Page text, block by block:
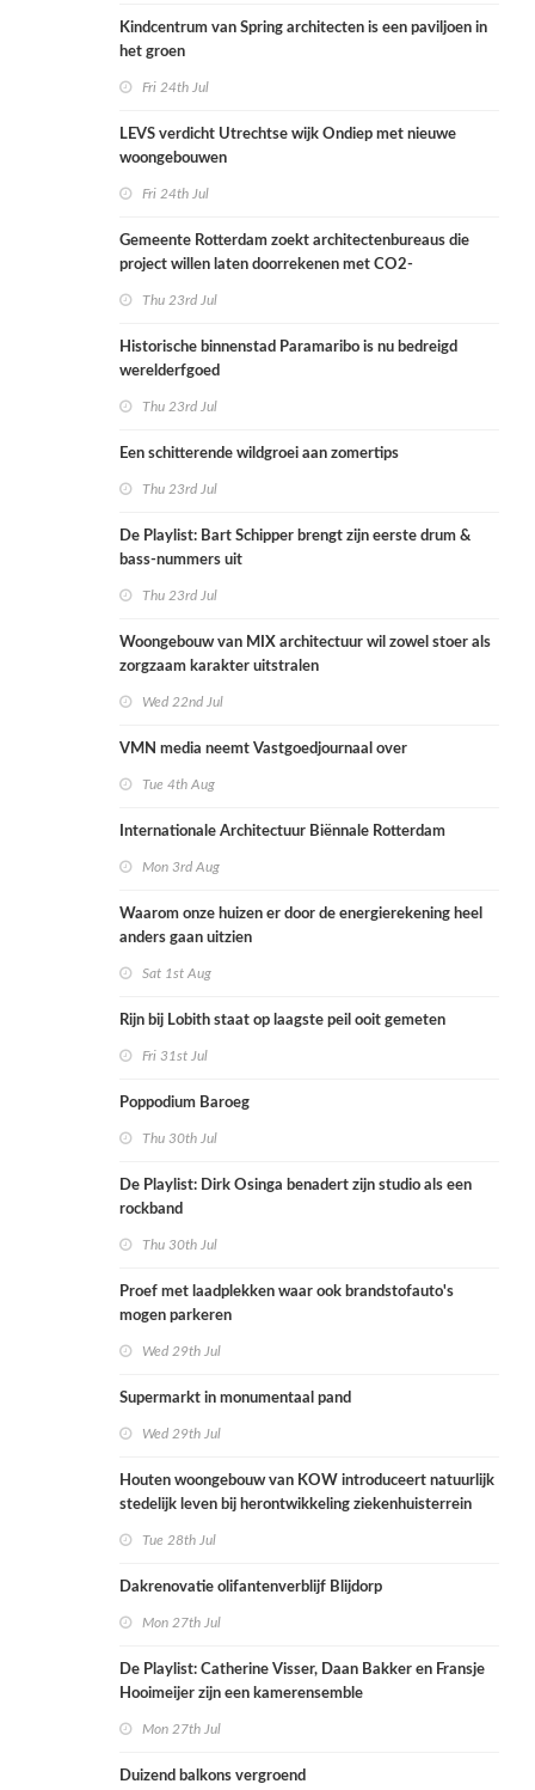
Kindcentrum van Spring architecten is een paviljoen in
het groen
Fri 24th Jul
LEVS verdicht Utrechtse wijk Ondiep met nieuwe
woongebouwen
Fri 24th Jul
Gemeente Rotterdam zoekt architectenbureaus die
project willen laten doorrekenen met CO2-
Thu 23rd Jul
Historische binnenstad Paramaribo is nu bedreigd
werelderfgoed
Thu 23rd Jul
Een schitterende wildgroei aan zomertips
Thu 23rd Jul
De Playlist: Bart Schipper brengt zijn eerste drum &
bass-nummers uit
Thu 23rd Jul
Woongebouw van MIX architectuur wil zowel stoer als
zorgzaam karakter uitstralen
Wed 22nd Jul
VMN media neemt Vastgoedjournaal over
Tue 4th Aug
Internationale Architectuur Biënnale Rotterdam
Mon 3rd Aug
Waarom onze huizen er door de energierekening heel
anders gaan uitzien
Sat 1st Aug
Rijn bij Lobith staat op laagste peil ooit gemeten
Fri 31st Jul
Poppodium Baroeg
Thu 30th Jul
De Playlist: Dirk Osinga benadert zijn studio als een
rockband
Thu 30th Jul
Proef met laadplekken waar ook brandstofauto's
mogen parkeren
Wed 29th Jul
Supermarkt in monumentaal pand
Wed 29th Jul
Houten woongebouw van KOW introduceert natuurlijk
stedelijk leven bij herontwikkeling ziekenhuisterrein
Tue 28th Jul
Dakrenovatie olifantenverblijf Blijdorp
Mon 27th Jul
De Playlist: Catherine Visser, Daan Bakker en Fransje
Hooimeijer zijn een kamerensemble
Mon 27th Jul
Duizend balkons vergroend